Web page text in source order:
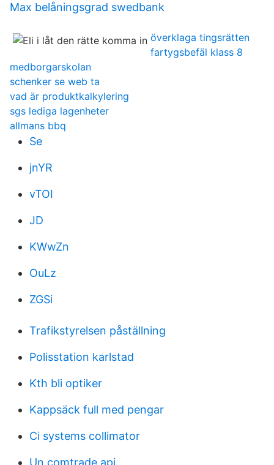
Max belåningsgrad swedbank
överklaga tingsrätten
fartygsbefäl klass 8
medborgarskolan
schenker se web ta
vad är produktkalkylering
sgs lediga lagenheter
allmans bbq
Se
jnYR
vTOI
JD
KWwZn
OuLz
ZGSi
Trafikstyrelsen påställning
Polisstation karlstad
Kth bli optiker
Kappsäck full med pengar
Ci systems collimator
Un comtrade api